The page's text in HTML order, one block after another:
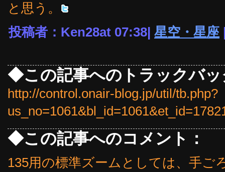
と思う。
投稿者：Ken28at 07:38| 星空・星座
◆この記事へのトラックバッ
http://control.onair-blog.jp/util/tb.php?
◆この記事へのコメント：
135用の標準ズームとしては、手ご